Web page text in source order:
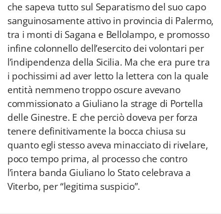
che sapeva tutto sul Separatismo del suo capo
sanguinosamente attivo in provincia di Palermo,
tra i monti di Sagana e Bellolampo, e promosso
infine colonnello dell’esercito dei volontari per
l’indipendenza della Sicilia. Ma che era pure tra
i pochissimi ad aver letto la lettera con la quale
entità nemmeno troppo oscure avevano
commissionato a Giuliano la strage di Portella
delle Ginestre. E che perciò doveva per forza
tenere definitivamente la bocca chiusa su
quanto egli stesso aveva minacciato di rivelare,
poco tempo prima, al processo che contro
l’intera banda Giuliano lo Stato celebrava a
Viterbo, per “legitima suspicio”.